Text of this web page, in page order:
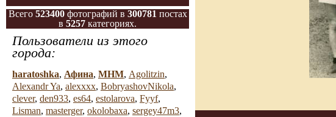
Всего 523400фотографий в 300781 постах
в 5257 категориях.
Пользователи из этого
города:
haratoshka, Афина, МНМ, Agolitzin,
Alexandr Ya, alexxxx, BobryashovNikola,
clever, den933, es64, estolarova, Fyyf,
Lisman, masterger, okolobaxa, sergey47m3,